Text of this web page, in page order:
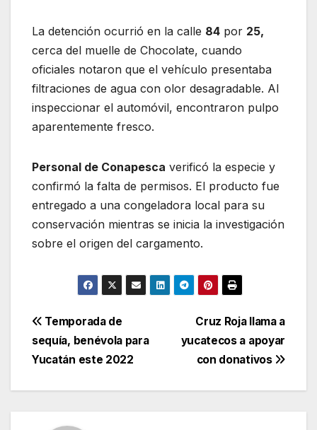
La detención ocurrió en la calle 84 por 25,
cerca del muelle de Chocolate, cuando
oficiales notaron que el vehículo presentaba
filtraciones de agua con olor desagradable. Al
inspeccionar el automóvil, encontraron pulpo
aparentemente fresco.
Personal de Conapesca verificó la especie y
confirmó la falta de permisos. El producto fue
entregado a una congeladora local para su
conservación mientras se inicia la investigación
sobre el origen del cargamento.
Navegación
de
entradas
Cruz Roja llama a
yucatecos a apoyar
con donativos
Temporada de
sequía, benévola para
Yucatán este 2022